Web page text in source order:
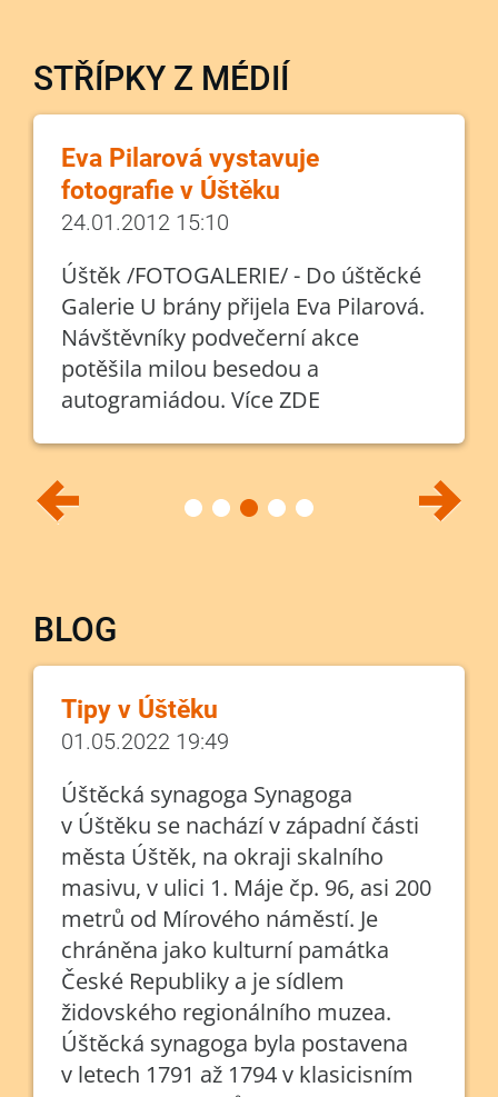
STŘÍPKY Z MÉDIÍ
Eva Pilarová vystavuje
fotografie v Úštěku
24.01.2012 15:10
Úštěk /FOTOGALERIE/ - Do úštěcké
Galerie U brány přijela Eva Pilarová.
Návštěvníky podvečerní akce
potěšila milou besedou a
autogramiádou. Více ZDE
BLOG
Tipy v Úštěku
01.05.2022 19:49
Úštěcká synagoga Synagoga
v Úštěku se nachází v západní části
města Úštěk, na okraji skalního
masivu, v ulici 1. Máje čp. 96, asi 200
metrů od Mírového náměstí. Je
chráněna jako kulturní památka
České Republiky a je sídlem
židovského regionálního muzea.
Úštěcká synagoga byla postavena
v letech 1791 až 1794 v klasicisním